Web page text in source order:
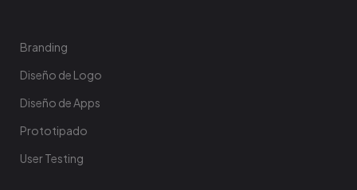
Branding
Diseño de Logo
Diseño de Apps
Prototipado
User Testing